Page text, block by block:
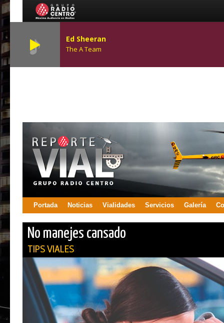
Ed Sheeran
The A Team
Portada Noticias Vialidades Servicios Galería
No manejes cansado
TIPS VIALES